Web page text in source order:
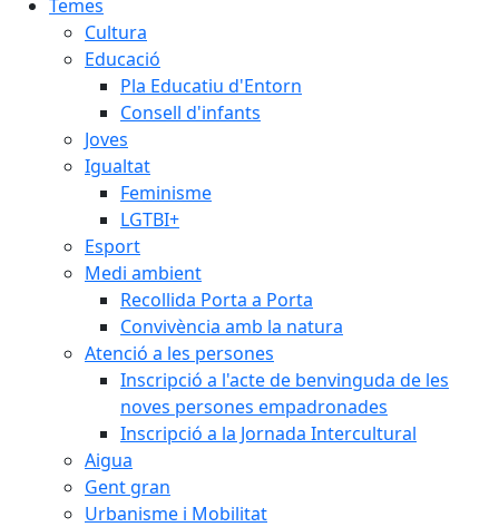
Temes
Cultura
Educació
Pla Educatiu d'Entorn
Consell d'infants
Joves
Igualtat
Feminisme
LGTBI+
Esport
Medi ambient
Recollida Porta a Porta
Convivència amb la natura
Atenció a les persones
Inscripció a l'acte de benvinguda de les
noves persones empadronades
Inscripció a la Jornada Intercultural
Aigua
Gent gran
Urbanisme i Mobilitat